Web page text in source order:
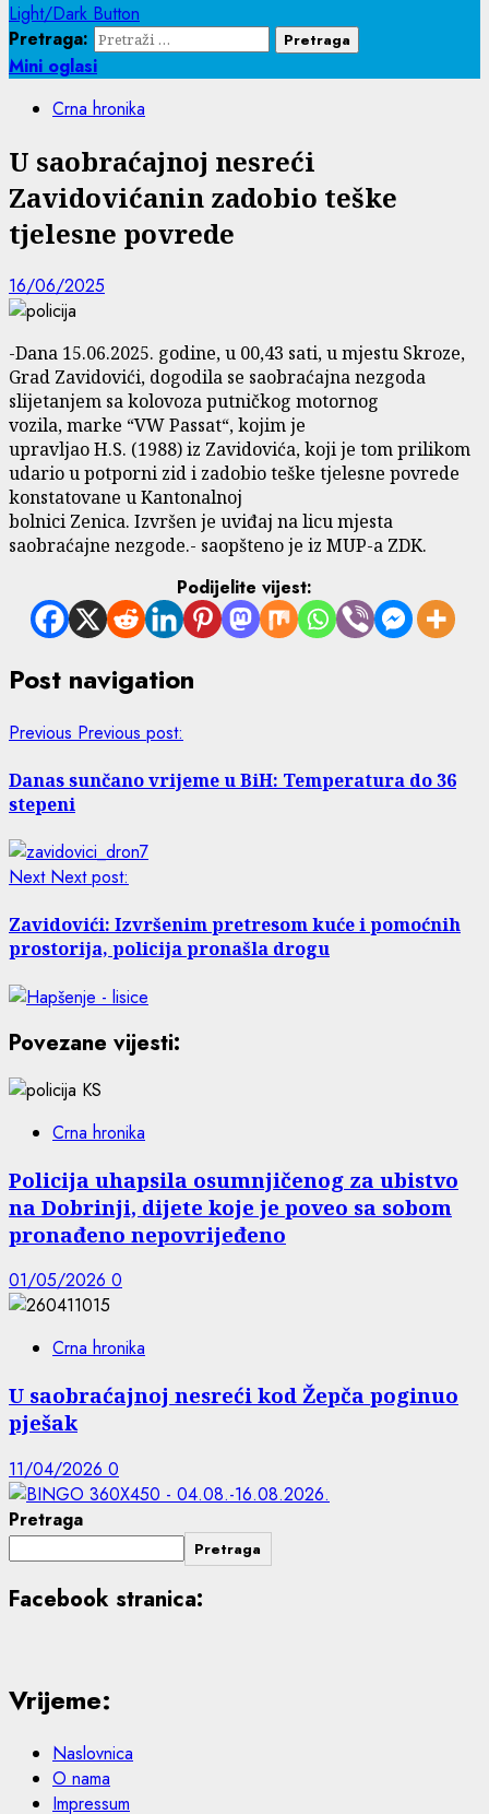
Light/Dark Button
Pretraga:
Mini oglasi
Crna hronika
U saobraćajnoj nesreći
Zavidovićanin zadobio teške
tjelesne povrede
16/06/2025
-Dana 15.06.2025. godine, u 00,43 sati, u mjestu Skroze,
Grad Zavidovići, dogodila se saobraćajna nezgoda
slijetanjem sa kolovoza putničkog motornog
vozila,marke “VWPassat“,kojim je
upravljaoH.S. (1988) iz Zavidovića, koji je tom prilikom
udario u potporni zid i zadobio teške tjelesne povrede
konstatovane u Kantonalnoj
bolnici Zenica. Izvršenje uviđaj na licu mjesta
saobraćajne nezgode.- saopšteno je iz MUP-a ZDK.
Podijelite vijest:
Post navigation
Previous Previous post:
Danas sunčano vrijeme u BiH: Temperatura do 36
stepeni
Next Next post:
Zavidovići: Izvršenim pretresom kuće i pomoćnih
prostorija, policija pronašla drogu
Povezane vijesti:
Crna hronika
Policija uhapsila osumnjičenog za ubistvo
na Dobrinji, dijete koje je poveo sa sobom
pronađeno nepovrijeđeno
01/05/2026 0
Crna hronika
U saobraćajnoj nesreći kod Žepča poginuo
pješak
11/04/2026 0
Pretraga
Pretraga
Facebook stranica:
Vrijeme:
Naslovnica
O nama
Impressum